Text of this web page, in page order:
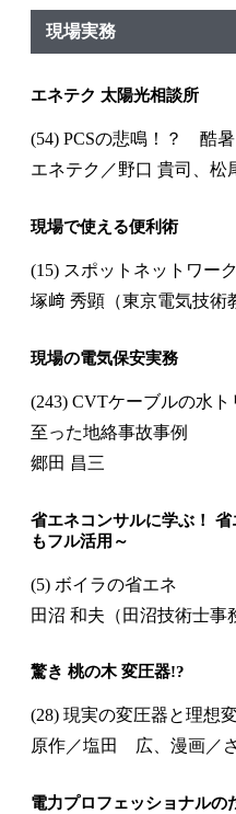
現場実務
エネテク 太陽光相談所
(54) PCSの悲鳴！？ 酷
エネテク／野口 貴司、松
現場で使える便利術
(15) スポットネットワー
塚﨑 秀顕（東京電気技術
現場の電気保安実務
(243) CVTケーブルの水
至った地絡事故事例
郷田 昌三
省エネコンサルに学ぶ！
もフル活用～
(5) ボイラの省エネ
田沼 和夫（田沼技術士事
驚き 桃の木 変圧器!?
(28) 現実の変圧器と理想
原作／塩田 広、漫画／
電力プロフェッショナルの